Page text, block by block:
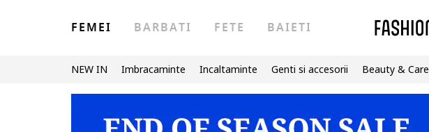
FEMEI BARBATI FETE BAIETI
NEW IN Imbracaminte Incaltaminte Genti si accesorii Beauty & Care